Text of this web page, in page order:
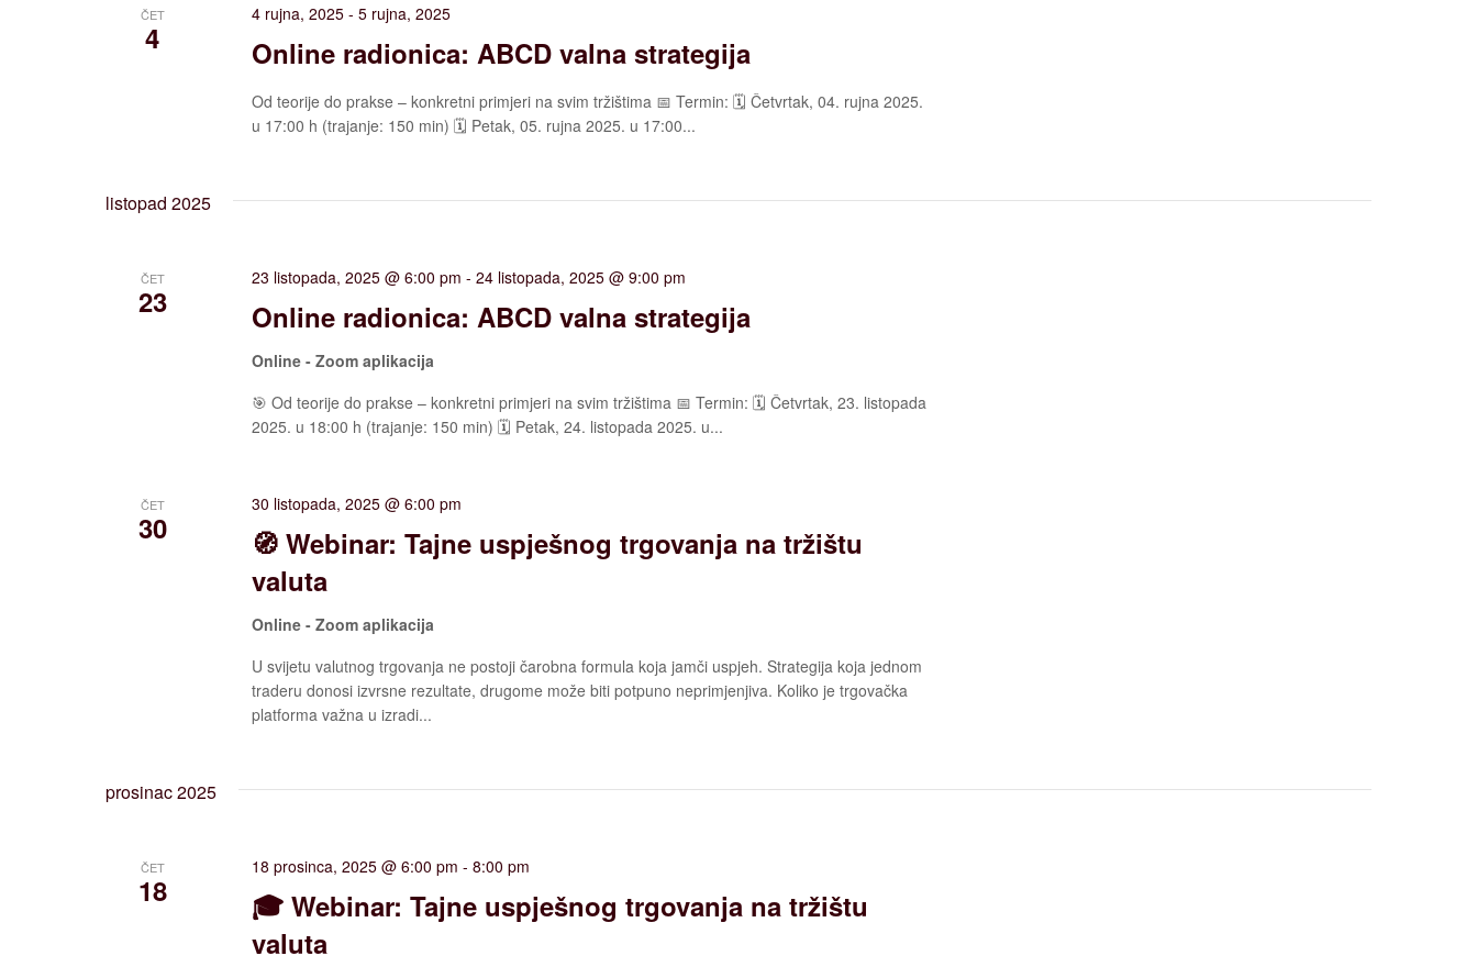
ČET
4 Online radionica: ABCD valna strategija
4 rujna, 2025 -5 rujna, 2025
Od teorije do prakse – konkretni primjeri na svim tržištima 📅 Termin: 🗓️ Četvrtak, 04. rujna 2025.
u 17:00 h (trajanje: 150 min) 🗓️ Petak, 05. rujna 2025. u 17:00...
listopad 2025
ČET
23 Online radionica: ABCD valna strategija
23 listopada, 2025 @ 6:00 pm -24 listopada, 2025 @ 9:00 pm
Online - Zoom aplikacija
🎯 Od teorije do prakse – konkretni primjeri na svim tržištima 📅 Termin: 🗓️ Četvrtak, 23. listopada
2025. u 18:00 h (trajanje: 150 min) 🗓️ Petak, 24. listopada 2025. u...
ČET
30
🧭 Webinar: Tajne uspješnog trgovanja na tržištu
valuta
30 listopada, 2025 @ 6:00 pm
Online - Zoom aplikacija
U svijetu valutnog trgovanja ne postoji čarobna formula koja jamči uspjeh. Strategija koja jednom
traderu donosi izvrsne rezultate, drugome može biti potpuno neprimjenjiva. Koliko je trgovačka
platforma važna u izradi...
prosinac 2025
ČET
18
🎓 Webinar: Tajne uspješnog trgovanja na tržištu
valuta
18 prosinca, 2025 @ 6:00 pm -8:00 pm